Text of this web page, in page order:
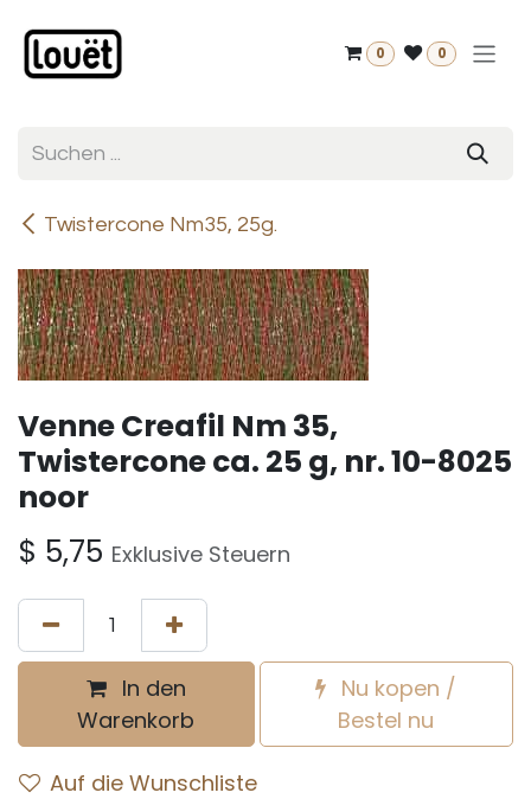
0 0
Twistercone Nm35, 25g.
Venne Creafil Nm 35,
Twistercone ca. 25 g, nr. 10-8025
noor
$ 5,75 Exklusive Steuern
In den
Warenkorb
Nu kopen /
Bestel nu
Auf die Wunschliste